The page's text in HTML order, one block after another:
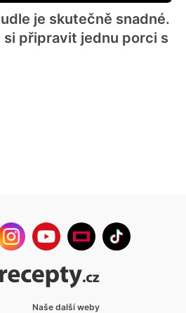
je skutečně snadné.
připravit jednu porci s
Naše další weby